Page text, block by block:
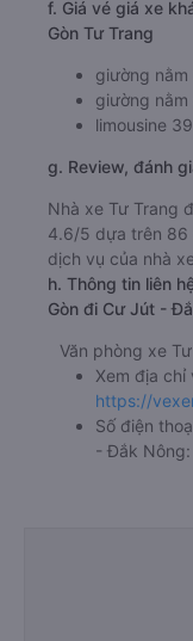
f. Giá vé giá xe
Gòn Tư Trang
giường
giường
limousine
g. Review, đánh
Nhà xe Tư Trang
4.6/5 dựa trên 86
dịch vụ của nhà
h. Thông tin liên
Gòn đi Cư Jút -
Văn phòng xe
Xem địa chỉ
https://
Số điện
- Đắk Nông: